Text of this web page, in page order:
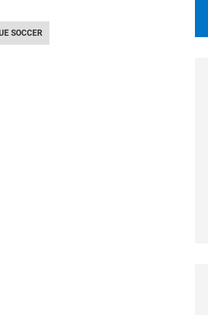
SOCCER